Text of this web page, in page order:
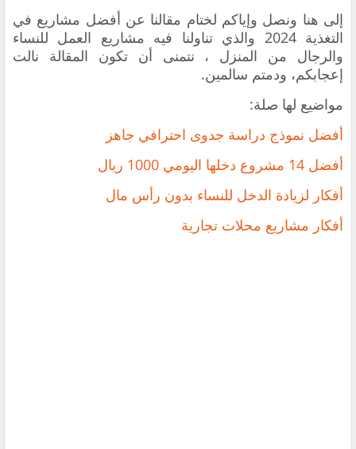
إلى هنا ونصل وإياكم لختام مقالنا عن أفضل مشاريع في
التغذية 2024 والذي تناولنا فيه مشاريع العمل للنساء
والرجال من المنزل ، نتمنى أن تكون المقالة نالت
إعجابكم، ودمتم سالمين.
مواضيع لها صلة:
أفضل نموذج دراسة جدوى احترافي جاهز
أفضل 14 مشروع دخلها اليومي 1000 ريال
أفكار لزيادة الدخل للنساء بدون رأس مال
أفكار مشاريع محلات تجارية